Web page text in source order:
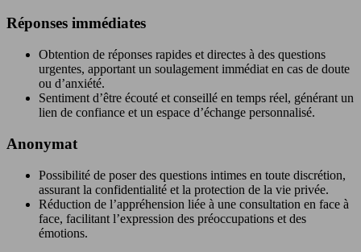
Réponses immédiates
Obtention de réponses rapides et directes à des questions
urgentes, apportant un soulagement immédiat en cas de doute
ou d’anxiété.
Sentiment d’être écouté et conseillé en temps réel, générant un
lien de confiance et un espace d’échange personnalisé.
Anonymat
Possibilité de poser des questions intimes en toute discrétion,
assurant la confidentialité et la protection de la vie privée.
Réduction de l’appréhension liée à une consultation en face à
face, facilitant l’expression des préoccupations et des
émotions.